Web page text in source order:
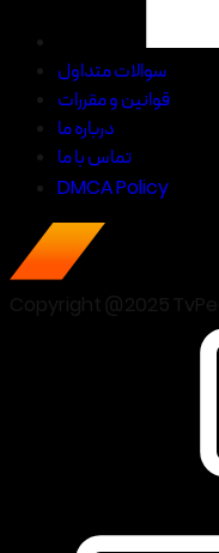
سوالات متداول
قوانین و مقررات
درباره ما
تماس با ما
DMCA Policy